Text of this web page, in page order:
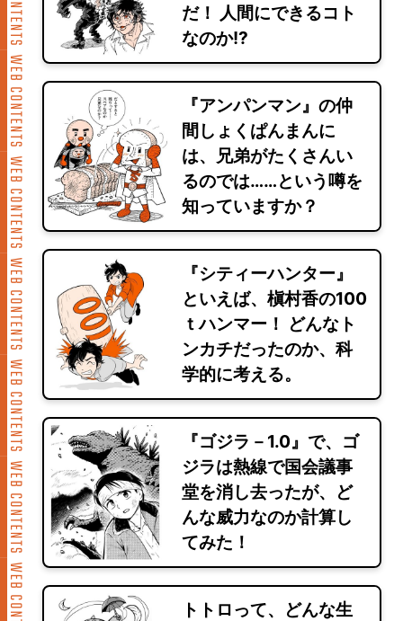
だ！ 人間にできるコト
なのか!?
『アンパンマン』の仲
間しょくぱんまんに
は、兄弟がたくさんい
るのでは……という噂を
知っていますか？
『シティーハンター』
といえば、槇村香の100
ｔハンマー！ どんなト
ンカチだったのか、科
学的に考える。
『ゴジラ－1.0』で、ゴ
ジラは熱線で国会議事
堂を消し去ったが、ど
んな威力なのか計算し
てみた！
トトロって、どんな生